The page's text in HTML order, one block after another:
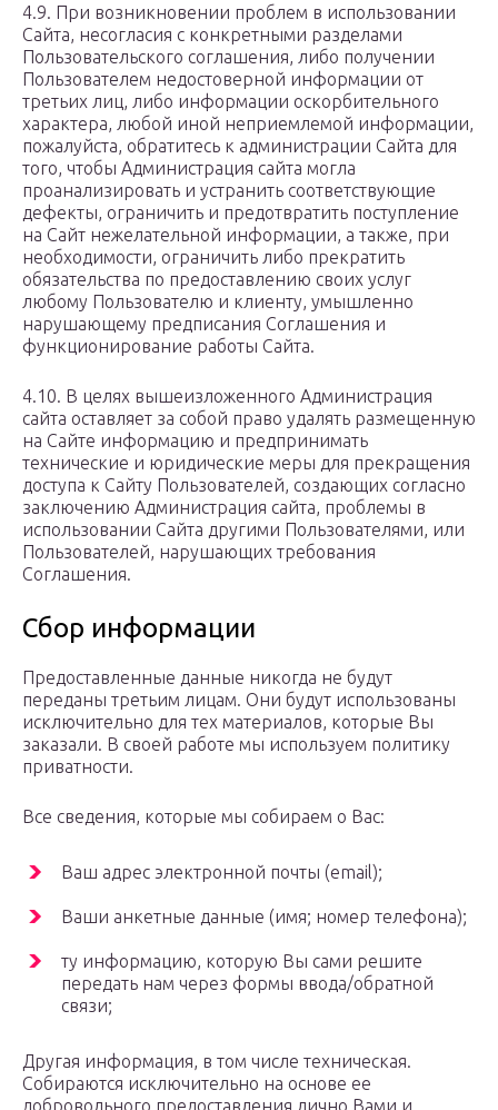
4.9. При возникновении проблем в использовании
Сайта, несогласия с конкретными разделами
Пользовательского соглашения, либо получении
Пользователем недостоверной информации от
третьих лиц, либо информации оскорбительного
характера, любой иной неприемлемой информации,
пожалуйста, обратитесь к администрации Сайта для
того, чтобы Администрация сайта могла
проанализировать и устранить соответствующие
дефекты, ограничить и предотвратить поступление
на Сайт нежелательной информации, а также, при
необходимости, ограничить либо прекратить
обязательства по предоставлению своих услуг
любому Пользователю и клиенту, умышленно
нарушающему предписания Соглашения и
функционирование работы Сайта.
4.10. В целях вышеизложенного Администрация
сайта оставляет за собой право удалять размещенную
на Сайте информацию и предпринимать
технические и юридические меры для прекращения
доступа к Сайту Пользователей, создающих согласно
заключению Администрация сайта, проблемы в
использовании Сайта другими Пользователями, или
Пользователей, нарушающих требования
Соглашения.
Сбор информации
Предоставленные данные никогда не будут
переданы третьим лицам. Они будут использованы
исключительно для тех материалов, которые Вы
заказали. В своей работе мы используем политику
приватности.
Все сведения, которые мы собираем о Вас:
Ваш адрес электронной почты (email);
Ваши анкетные данные (имя; номер телефона);
ту информацию, которую Вы сами решите
передать нам через формы ввода/обратной
связи;
Другая информация, в том числе техническая.
Собираются исключительно на основе ее
добровольного предоставления лично Вами и